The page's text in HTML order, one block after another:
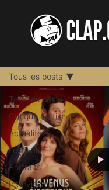
Tous les posts
Critique de film
Actualité
Festival
Portraits
Interview
Tous les posts